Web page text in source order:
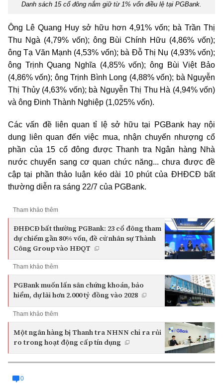
Danh sách 15 cổ đông nắm giữ từ 1% vốn điều lệ tại PGBank.
Ông Lê Quang Huy sở hữu hơn 4,91% vốn; bà Trần Thị
Thu Ngà (4,79% vốn); ông Bùi Chính Hữu (4,86% vốn);
ông Tạ Văn Mạnh (4,53% vốn); bà Đỗ Thị Nụ (4,93% vốn);
ông Trịnh Quang Nghĩa (4,85% vốn); ông Bùi Việt Bảo
(4,86% vốn); ông Trịnh Bình Long (4,88% vốn); bà Nguyễn
Thị Thủy (4,63% vốn); bà Nguyễn Thị Thu Hà (4,94% vốn)
và ông Đinh Thành Nghiệp (1,025% vốn).
Các vấn đề liên quan tỉ lệ sở hữu tại PGBank hay nội
dung liên quan đến việc mua, nhận chuyển nhượng cổ
phần của 15 cổ đông được Thanh tra Ngân hàng Nhà
nước chuyển sang cơ quan chức năng... chưa được đề
cập tại phần thảo luận kéo dài 10 phút của ĐHĐCĐ bất
thường diễn ra sáng 22/7 của PGBank.
Tham khảo thêm
ĐHĐCĐ bất thường PGBank: 23 cổ đông tham
dự chiếm gần 80% vốn, đề cử nhân sự Thành
Công Group vào HĐQT
Tham khảo thêm
PGBank muốn lấn sân chứng khoán, bảo
hiểm, dự lãi hơn 2.000 tỷ đồng vào 2028
Tham khảo thêm
Một ngân hàng bị Thanh tra NHNN chỉ ra rủi
ro trong hoạt động cấp tín dụng
0